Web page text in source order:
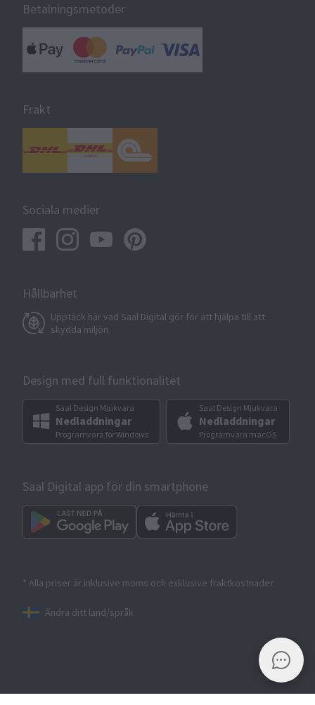
Betalningsmetoder
Frakt
Sociala medier
Hållbarhet
Upptäck här vad Saal Digital gör för att hjälpa till att
skydda miljön.
Design med full funktionalitet
Saal Design Mjukvara
Nedladdningar
Programvara för Windows
Saal Design Mjukvara
Nedladdningar
Programvara macOS
Saal Digital app för din smartphone
* Alla priser är inklusive moms och exklusive fraktkostnader
Ändra ditt land/språk